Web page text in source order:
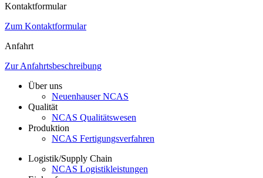
Kontaktformular
Zum Kontaktformular
Anfahrt
Zur Anfahrtsbeschreibung
Über uns
Neuenhauser NCAS
Qualität
NCAS Qualitätswesen
Produktion
NCAS Fertigungsverfahren
Logistik/Supply Chain
NCAS Logistikleistungen